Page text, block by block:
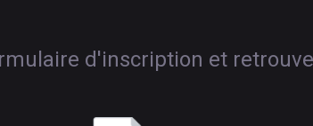
d'inscription et